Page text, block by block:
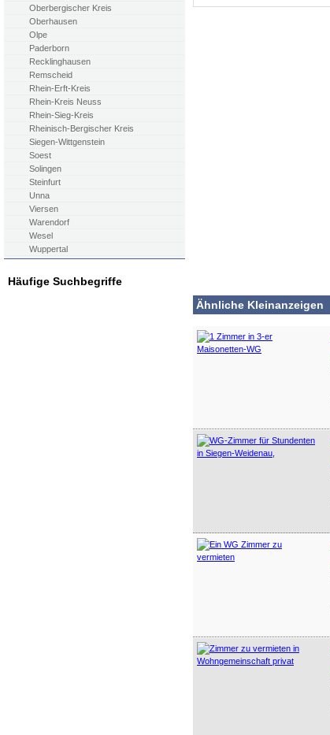
Oberbergischer Kreis
Oberhausen
Olpe
Paderborn
Recklinghausen
Remscheid
Rhein-Erft-Kreis
Rhein-Kreis Neuss
Rhein-Sieg-Kreis
Rheinisch-Bergischer Kreis
Siegen-Wittgenstein
Soest
Solingen
Steinfurt
Unna
Viersen
Warendorf
Wesel
Wuppertal
Häufige Suchbegriffe
Ähnliche Kleinanzeigen